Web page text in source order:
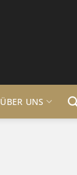
ÜBER UNS